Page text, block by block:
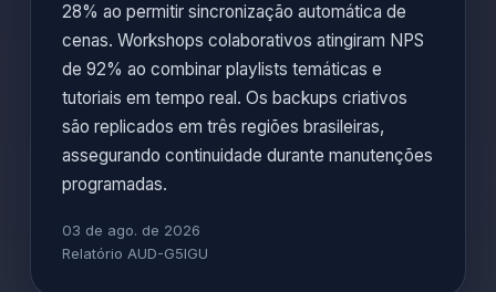
28% ao permitir sincronização automática de
cenas. Workshops colaborativos atingiram NPS
de 92% ao combinar playlists temáticas e
tutoriais em tempo real. Os backups criativos
são replicados em três regiões brasileiras,
assegurando continuidade durante manutenções
programadas.
03 de ago. de 2026
Relatório AUD-G5IGU